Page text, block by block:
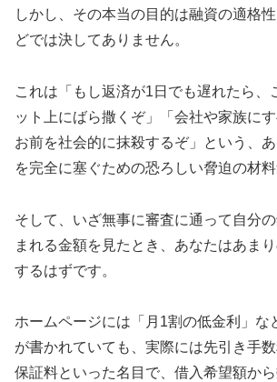
しかし、その本当の目的は融資の適格
どでは決してありません。
これは「もし返済が1日でも遅れたら、
ット上にばら撒くぞ」「会社や家族にす
お前を社会的に抹殺するぞ」という、
を完全に塞ぐための恐ろしい脅迫の材料
そして、いざ無事に審査に通って自分
まれる金額を見たとき、あなたはあま
するはずです。
ホームページには「月1割の低金利」な
が書かれていても、実際には先引き手
保証料といった名目で、借入希望額か